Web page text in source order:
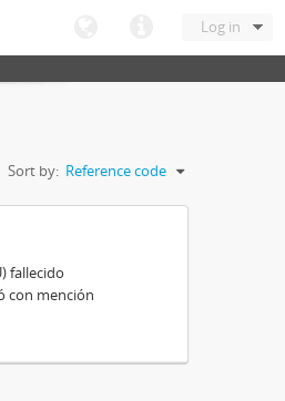
Log in
Sort by: Reference code
fallecido
con mención